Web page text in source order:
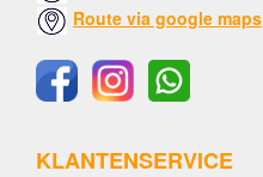
Route via google maps
KLANTENSERVICE